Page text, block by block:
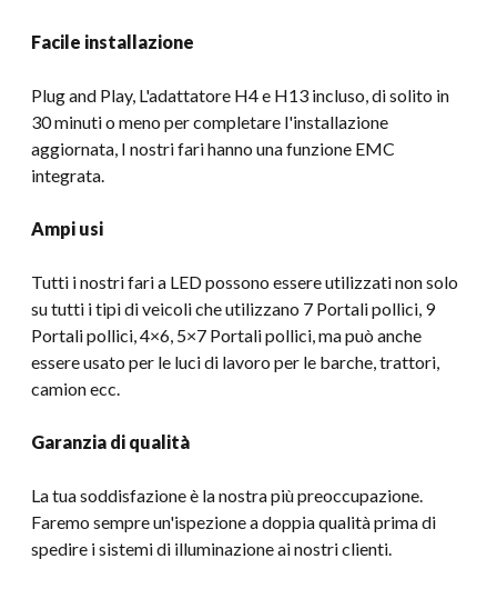
Facile installazione
Plug and Play, L'adattatore H4 e H13 incluso, di solito in
30 minuti o meno per completare l'installazione
aggiornata, I nostri fari hanno una funzione EMC
integrata.
Ampi usi
Tutti i nostri fari a LED possono essere utilizzati non solo
su tutti i tipi di veicoli che utilizzano 7 Portali pollici, 9
Portali pollici, 4×6, 5×7 Portali pollici, ma può anche
essere usato per le luci di lavoro per le barche, trattori,
camion ecc.
Garanzia di qualità
La tua soddisfazione è la nostra più preoccupazione.
Faremo sempre un'ispezione a doppia qualità prima di
spedire i sistemi di illuminazione ai nostri clienti.